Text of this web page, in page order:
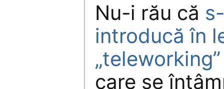
Nu-i rău că
introducă în
„teleworking”
care se